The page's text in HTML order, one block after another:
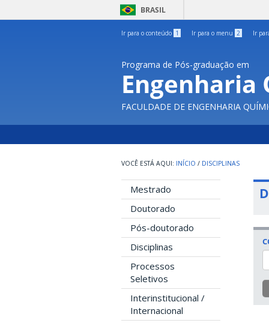
BRASIL
Ir para o conteúdo 1 Ir para o menu 2 Ir
Programa de Pós-graduação em
Engenharia
FACULDADE DE ENGENHARIA
INÍCIO / DISCIPLINAS
Mestrado
Doutorado
Pós-doutorado
Disciplinas
Processos
Seletivos
Interinstitucional /
Internacional